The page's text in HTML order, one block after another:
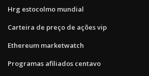
Hrg estocolmo mundial
Carteira de preço de ações vip
Ethereum marketwatch
Programas afiliados centavo